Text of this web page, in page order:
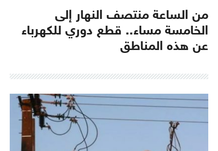
من الساعة منتصف النهار إلى
الخامسة مساء.. قطع دوري للكهرباء
عن هذه المناطق